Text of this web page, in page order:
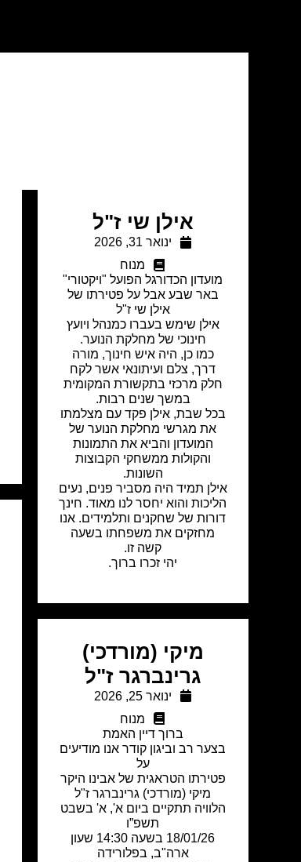
אילן שי ז"ל
ינואר 31, 2026
מנוח
מועדון הכדורגל הפועל "ויקטורי"
באר שבע אבל על פטירתו של
אילן שי ז"ל
אילן שימש בעברו כמנהל ויועץ
חינוכי של מחלקת הנוער.
כמו כן, היה איש חינוך, מורה
דרך, צלם ועיתונאי אשר לקח
חלק מרכזי בתקשורת המקומית
במשך שנים רבות.
בכל שבת, אילן פקד עם מצלמתו
את מגרשי מחלקת הנוער של
המועדון והביא את התמונות
והקולות ממשחקי הקבוצות
השונות.
אילן תמיד היה מסביר פנים, נעים
הליכות והוא יחסר לנו מאוד. חינך
דורות של שחקנים ותלמידים. אנו
מחזקים את משפחתו בשעה
קשה זו.
יהי זכרו ברוך.
מיקי (מורדכי)
גרינברגר ז"ל
ינואר 25, 2026
מנוח
ברוך דיין האמת
בצער רב וביגון קודר אנו מודיעים
על
פטירתו הטראגית של אבינו היקר
מיקי (מורדכי) גרינברגר ז"ל
הלוויה תתקיים ביום א', א' בשבט
תשפ”ו
18/01/26 בשעה 14:30 שעון
ארה"ב, בפלורידה